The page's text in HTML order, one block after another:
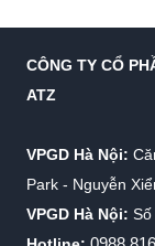
CÔNG TY CỔ
ATZ
VPGD Hà Nội:
Park - Nguyễn
VPGD Hà Nội: